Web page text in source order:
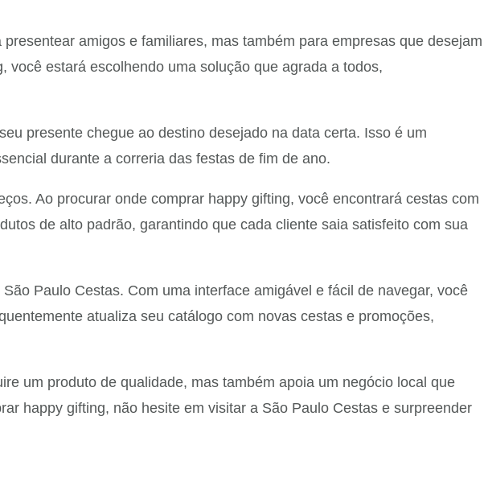
amigos e familiares, mas também para empresas que desejam
estará escolhendo uma solução que agrada a todos,
presente chegue ao destino desejado na data certa. Isso é um
durante a correria das festas de fim de ano.
Ao procurar onde comprar happy gifting, você encontrará cestas com
de alto padrão, garantindo que cada cliente saia satisfeito com sua
Paulo Cestas. Com uma interface amigável e fácil de navegar, você
atualiza seu catálogo com novas cestas e promoções,
um produto de qualidade, mas também apoia um negócio local que
happy gifting, não hesite em visitar a São Paulo Cestas e surpreender